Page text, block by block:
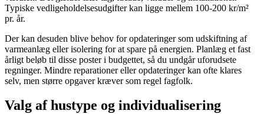
Typiske vedligeholdelsesudgifter kan ligge mellem 100-200 kr/m²
pr. år.
Der kan desuden blive behov for opdateringer som udskiftning af
varmeanlæg eller isolering for at spare på energien. Planlæg et fast
årligt beløb til disse poster i budgettet, så du undgår uforudsete
regninger. Mindre reparationer eller opdateringer kan ofte klares
selv, men større opgaver kræver som regel fagfolk.
Valg af hustype og individualisering